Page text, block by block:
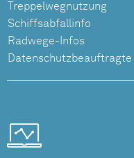
Treppelwegnutzung
Schiffsabfallinfo
Radwege-Infos
Datenschutzbeauftragte